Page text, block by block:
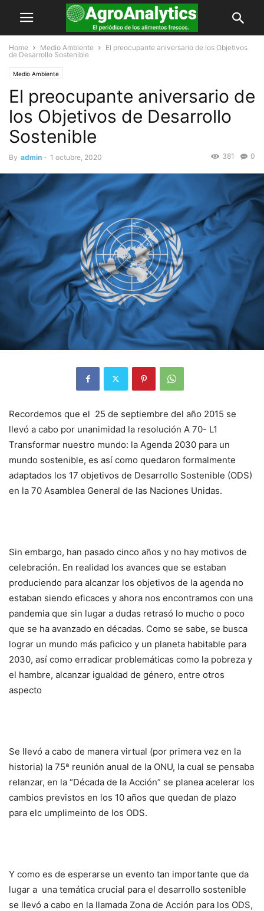
Home Medio Ambiente
El preocupante aniversario de los Objetivos
de Desarrollo Sostenible
Medio Ambiente
El preocupante aniversario de
los Objetivos de Desarrollo
Sostenible
By admin - 1 octubre, 2020 0
381
Recordemos que el 25 de septiembre del año 2015 se
llevó a cabo por unanimidad la resolución A 70- L1
Transformar nuestro mundo: la Agenda 2030 para un
mundo sostenible, es así como quedaron formalmente
adaptados los 17 objetivos de Desarrollo Sostenible (ODS)
en la 70 Asamblea General de las Naciones Unidas.
Sin embargo, han pasado cinco años y no hay motivos de
celebración. En realidad los avances que se estaban
produciendo para alcanzar los objetivos de la agenda no
estaban siendo eficaces y ahora nos encontramos con una
pandemia que sin lugar a dudas retrasó lo mucho o poco
que se ha avanzado en décadas. Como se sabe, se busca
lograr un mundo más paficico y un planeta habitable para
2030, así como erradicar problemáticas como la pobreza y
el hambre, alcanzar igualdad de género, entre otros
aspecto
Se llevó a cabo de manera virtual (por primera vez en la
historia) la 75ª reunión anual de la ONU, la cual se pensaba
relanzar, en la “Década de la Acción” se planea acelerar los
cambios previstos en los 10 años que quedan de plazo
para elc umplimeinto de los ODS.
Y como es de esperarse un evento tan importante que da
lugar a una temática crucial para el desarrollo sostenible
se llevó a cabo en la llamada Zona de Acción para los ODS,